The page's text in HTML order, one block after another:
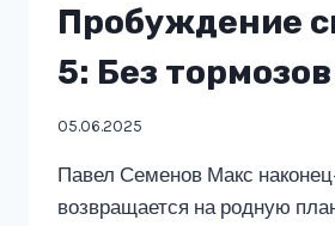
Пробуждение
5: Без тормозов
05.06.2025
Павел Семенов Макс
возвращается на родную